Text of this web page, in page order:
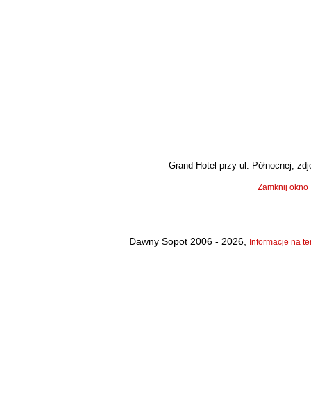
Grand Hotel przy ul. Północnej,
Zamknij okno
Dawny Sopot 2006 - 2026, Informacje na